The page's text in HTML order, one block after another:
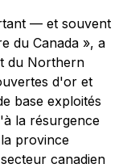
— et souvent
du Canada », a
du Northern
d'or et
base exploités
la résurgence
province
canadien